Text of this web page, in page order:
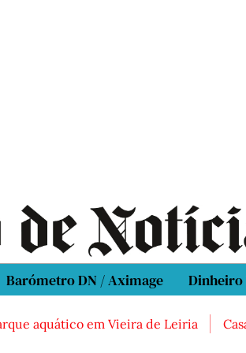
Barómetro DN / Aximage Dinheiro
em Vieira de Leiria Casal